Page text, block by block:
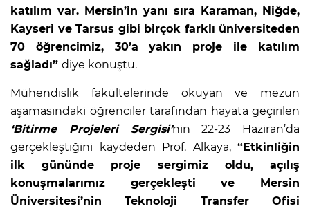
katılım var. Mersin’in yanı sıra Karaman, Niğde,
Kayseri ve Tarsus gibi birçok farklı üniversiteden
70 öğrencimiz, 30’a yakın proje ile katılım
sağladı” diye konuştu.
Mühendislik fakültelerinde okuyan ve mezun
aşamasındaki öğrenciler tarafından hayata geçirilen
‘Bitirme Projeleri Sergisi’nin 22-23 Haziran’da
gerçekleştiğini kaydeden Prof. Alkaya, “Etkinliğin
ilk gününde proje sergimiz oldu, açılış
konuşmalarımız gerçekleşti ve Mersin
Üniversitesi’nin Teknoloji Transfer Ofisi